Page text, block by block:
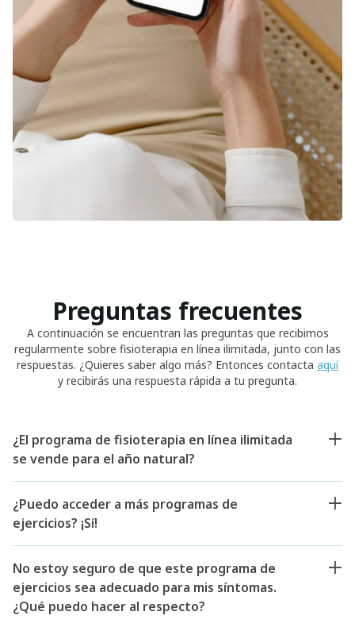
Preguntas frecuentes
A continuación se encuentran las preguntas que recibimos
regularmente sobre fisioterapia en línea ilimitada, junto con las
respuestas. ¿Quieres saber algo más? Entonces contacta aquí
y recibirás una respuesta rápida a tu pregunta.
¿El programa de fisioterapia en línea ilimitada
se vende para el año natural?
¿Puedo acceder a más programas de
ejercicios? ¡Sí!
No estoy seguro de que este programa de
ejercicios sea adecuado para mis síntomas.
¿Qué puedo hacer al respecto?